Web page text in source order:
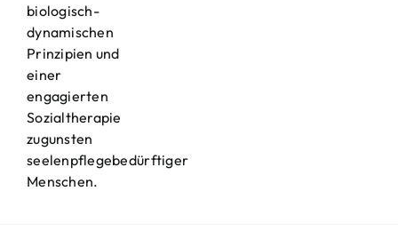
biologisch-
dynamischen
Prinzipien und
einer
engagierten
Sozialtherapie
zugunsten
seelenpflegebedürftiger
Menschen.